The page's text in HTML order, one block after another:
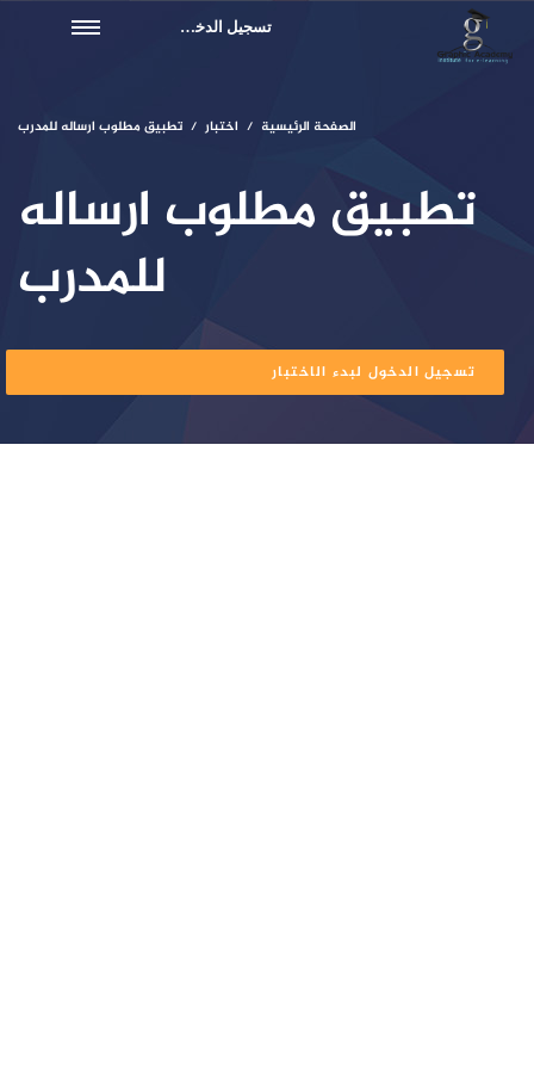
تسجيل الدخول
الصفحة الرئيسية اختبار تطبيق مطلوب ارساله للمدرب
تطبيق مطلوب ارساله
للمدرب
تسجيل الدخول لبدء الاختبار